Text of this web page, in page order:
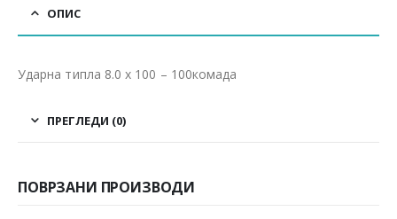
ОПИС
Ударна типла 8.0 x 100 – 100комада
ПРЕГЛЕДИ (0)
ПОВРЗАНИ ПРОИЗВОДИ